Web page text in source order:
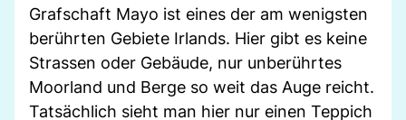
Grafschaft Mayo ist eines der am wenigsten
berührten Gebiete Irlands. Hier gibt es keine
Strassen oder Gebäude, nur unberührtes
Moorland und Berge so weit das Auge reicht.
Tatsächlich sieht man hier nur einen Teppich